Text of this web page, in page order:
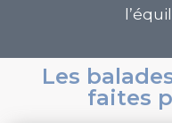
Les
faites